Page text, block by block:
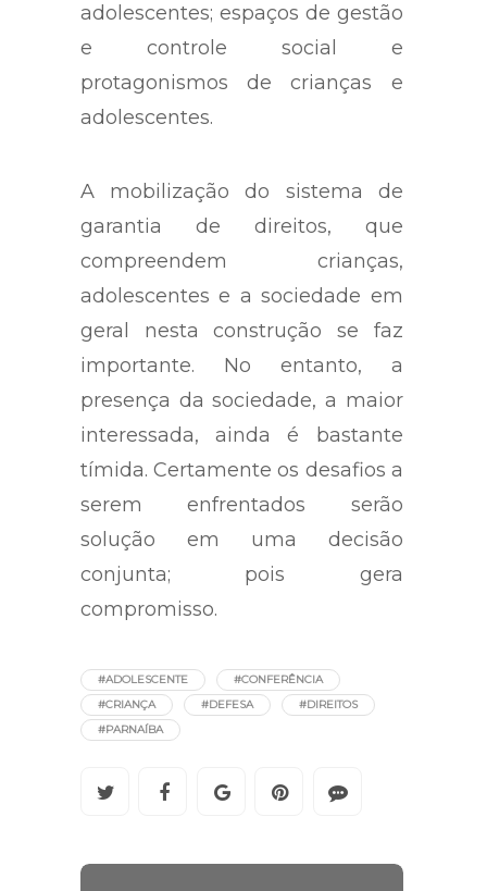
adolescentes; espaços de gestão
e controle social e
protagonismos de crianças e
adolescentes.
A mobilização do sistema de
garantia de direitos, que
compreendem crianças,
adolescentes e a sociedade em
geral nesta construção se faz
importante. No entanto, a
presença da sociedade, a maior
interessada, ainda é bastante
tímida. Certamente os desafios a
serem enfrentados serão
solução em uma decisão
conjunta; pois gera
compromisso.
#ADOLESCENTE
#CONFERÊNCIA
#CRIANÇA
#DEFESA
#DIREITOS
#PARNAÍBA